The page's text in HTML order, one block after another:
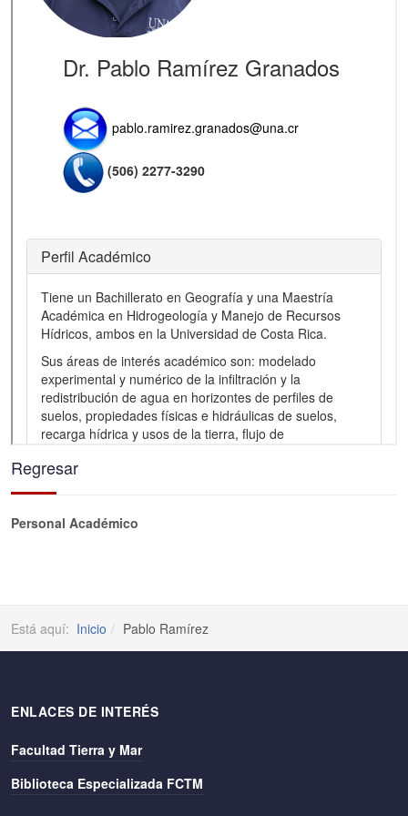
Regresar
Personal Académico
Está aquí: Inicio Pablo Ramírez
ENLACES DE INTERÉS
Facultad Tierra y Mar
Biblioteca Especializada FCTM